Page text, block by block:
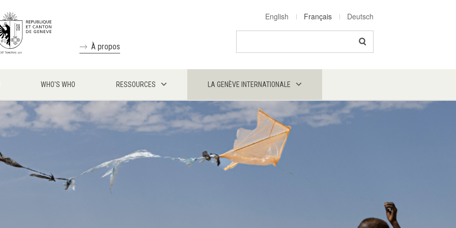
English Français Deutsch
À propos
WHO'S WHO RESSOURCES LA GENÈVE INTERNATIONALE